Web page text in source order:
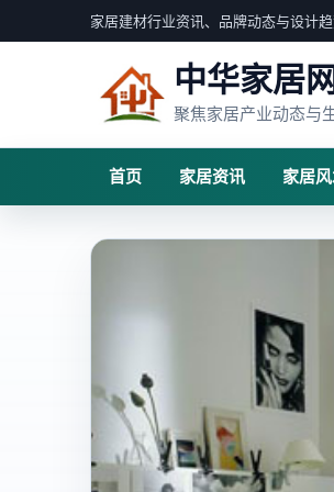
家居建材行业资讯、品牌动态与设计
中华家居网
聚焦家居产业动态与
首页 家居资讯 家居